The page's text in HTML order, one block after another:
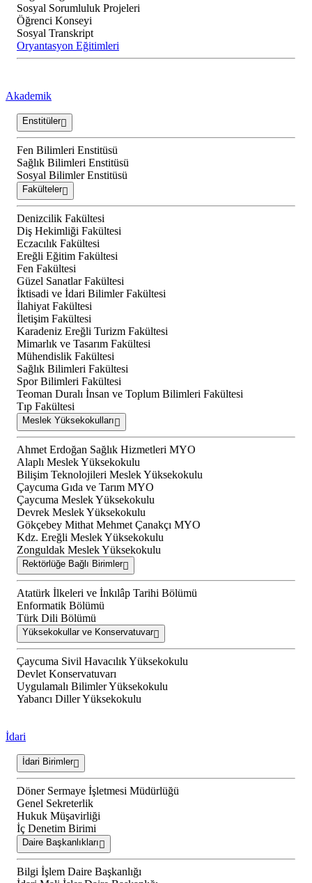
Sosyal Sorumluluk Projeleri
Öğrenci Konseyi
Sosyal Transkript
Oryantasyon Eğitimleri
Akademik
Enstitüler
Fen Bilimleri Enstitüsü
Sağlık Bilimleri Enstitüsü
Sosyal Bilimler Enstitüsü
Fakülteler
Denizcilik Fakültesi
Diş Hekimliği Fakültesi
Eczacılık Fakültesi
Ereğli Eğitim Fakültesi
Fen Fakültesi
Güzel Sanatlar Fakültesi
İktisadi ve İdari Bilimler Fakültesi
İlahiyat Fakültesi
İletişim Fakültesi
Karadeniz Ereğli Turizm Fakültesi
Mimarlık ve Tasarım Fakültesi
Mühendislik Fakültesi
Sağlık Bilimleri Fakültesi
Spor Bilimleri Fakültesi
Teoman Duralı İnsan ve Toplum Bilimleri Fakültesi
Tıp Fakültesi
Meslek Yüksekokulları
Ahmet Erdoğan Sağlık Hizmetleri MYO
Alaplı Meslek Yüksekokulu
Bilişim Teknolojileri Meslek Yüksekokulu
Çaycuma Gıda ve Tarım MYO
Çaycuma Meslek Yüksekokulu
Devrek Meslek Yüksekokulu
Gökçebey Mithat Mehmet Çanakçı MYO
Kdz. Ereğli Meslek Yüksekokulu
Zonguldak Meslek Yüksekokulu
Rektörlüğe Bağlı Birimler
Atatürk İlkeleri ve İnkılâp Tarihi Bölümü
Enformatik Bölümü
Türk Dili Bölümü
Yüksekokullar ve Konservatuvar
Çaycuma Sivil Havacılık Yüksekokulu
Devlet Konservatuvarı
Uygulamalı Bilimler Yüksekokulu
Yabancı Diller Yüksekokulu
İdari
İdari Birimler
Döner Sermaye İşletmesi Müdürlüğü
Genel Sekreterlik
Hukuk Müşavirliği
İç Denetim Birimi
Daire Başkanlıkları
Bilgi İşlem Daire Başkanlığı